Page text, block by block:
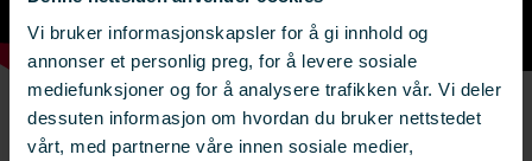
Vi bruker informasjonskapsler for å gi innhold og
annonser et personlig preg, for å levere sosiale
mediefunksjoner og for å analysere trafikken vår. Vi deler
dessuten informasjon om hvordan du bruker nettstedet
vårt, med partnerne våre innen sosiale medier,
← Se flere resultater